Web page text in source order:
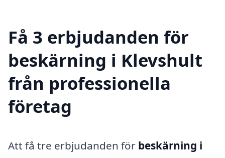
Få 3 erbjudanden för
beskärning i Klevshult
från professionella
företag
Att få tre erbjudanden för beskärning i